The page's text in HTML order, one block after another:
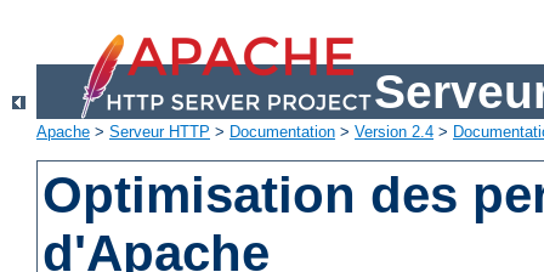
Apache > Serveur HTTP > Documentation > Version 2.4 >
Optimisation des
d'Apache